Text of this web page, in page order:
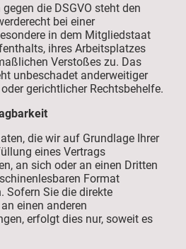
die DSGVO steht den
bei einer
in dem Mitgliedstaat
ihres Arbeitsplatzes
Verstoßes zu. Das
unbeschadet anderweitiger
gerichtlicher Rechtsbehelfe.
die wir auf Grundlage Ihrer
eines Vertrags
an sich oder an einen Dritten
Format
Sofern Sie die direkte
einen anderen
erfolgt dies nur, soweit es